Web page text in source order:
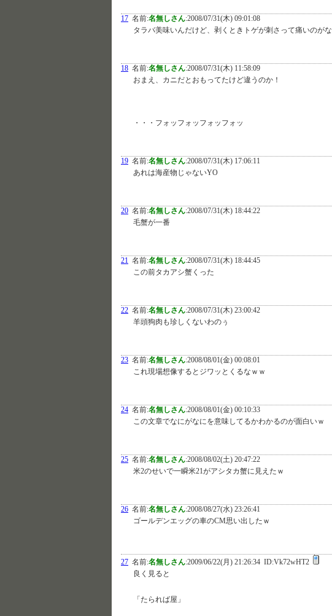
17 名前:名無しさん:2008/07/31(木) 09:01:08
タラバ美味いんだけど、剥くときトゲが刺さって痛いのがな
18 名前:名無しさん:2008/07/31(木) 11:58:09
おまえ、カニだとおもってたけど違うのか！
・・・フォッフォッフォッフォッ
19 名前:名無しさん:2008/07/31(木) 17:06:11
あれは海産物じゃないYO
20 名前:名無しさん:2008/07/31(木) 18:44:22
毛蟹が一番
21 名前:名無しさん:2008/07/31(木) 18:44:45
この前タカアシ蟹くった
22 名前:名無しさん:2008/07/31(木) 23:00:42
羊頭狗肉も珍しくないわのぅ
23 名前:名無しさん:2008/08/01(金) 00:08:01
これ現場想像するとジワッとくるなｗｗ
24 名前:名無しさん:2008/08/01(金) 00:10:33
この文章でなにがなにを意味してるかわかるのが面白いｗ
25 名前:名無しさん:2008/08/02(土) 20:47:22
米2のせいで一瞬米21がアシタカ蟹に見えたｗ
26 名前:名無しさん:2008/08/27(水) 23:26:41
ゴールデンエッグの車のCM思い出したｗ
27 名前:名無しさん:2009/06/22(月) 21:26:34 ID:Vk72wHT2
良く見ると
「たられば屋」